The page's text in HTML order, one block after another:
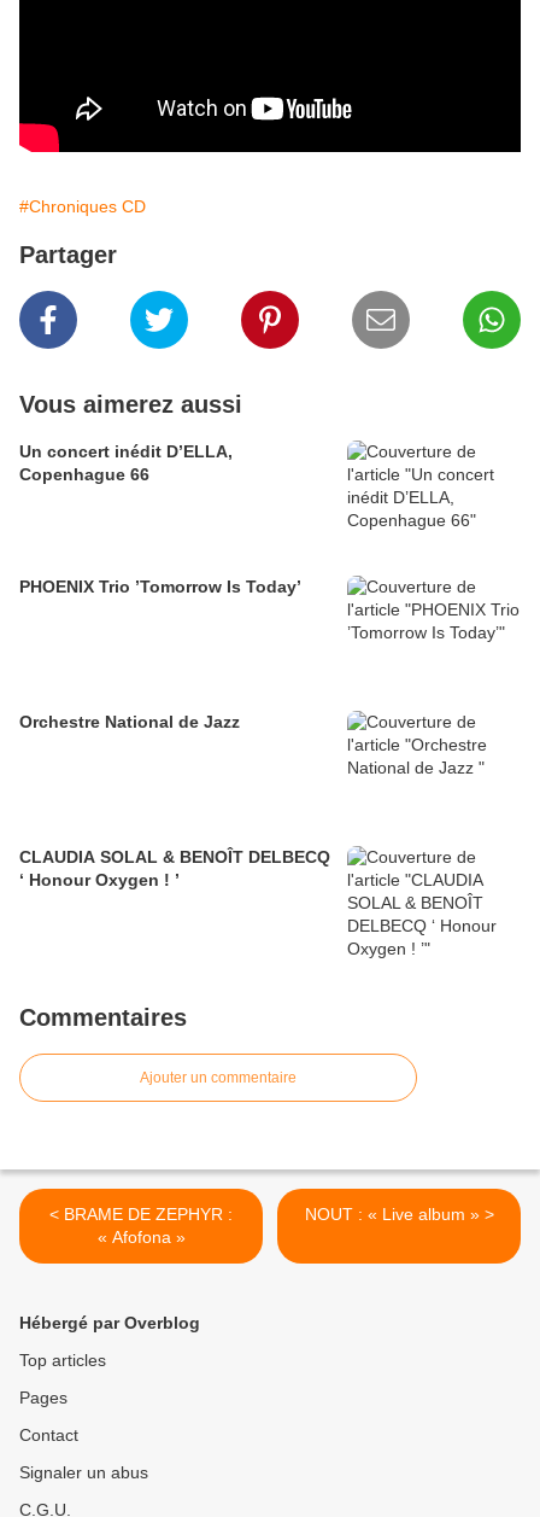
#Chroniques CD
Partager
Vous aimerez aussi
Un concert inédit D’ELLA,
Copenhague 66
PHOENIX Trio ’Tomorrow Is Today’
Orchestre National de Jazz
CLAUDIA SOLAL & BENOÎT DELBECQ
‘ Honour Oxygen ! ’
Commentaires
Ajouter un commentaire
< BRAME DE ZEPHYR :
« Afofona »
NOUT : « Live album » >
Hébergé par Overblog
Top articles
Pages
Contact
Signaler un abus
C.G.U.